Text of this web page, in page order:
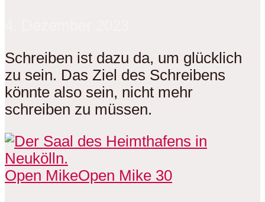
Schreiben ist dazu da, um glücklich
zu sein. Das Ziel des Schreibens
könnte also sein, nicht mehr
schreiben zu müssen.
Open MikeOpen Mike 30